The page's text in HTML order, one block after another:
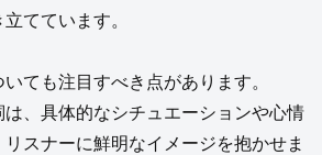
てています。
ても注目すべき点があります。
は、具体的なシチュエーションや心情
スナーに鮮明なイメージを抱かせま